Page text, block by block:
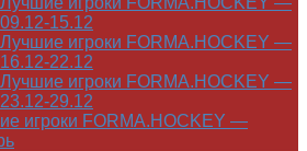
09.12-15.12
Лучшие игроки FORMA.HOCKEY —
16.12-22.12
Лучшие игроки FORMA.HOCKEY —
23.12-29.12
игроки FORMA.HOCKEY —